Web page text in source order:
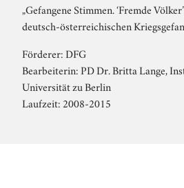
„Gefangene Stimmen. ‘Fremde
deutsch-österreichischen
Förderer: DFG
Bearbeiterin: PD Dr. Britta Lange,
Universität zu Berlin
Laufzeit: 2008-2015